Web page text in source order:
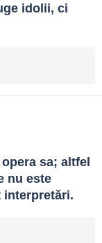
idolii, ci
sa; altfel
nu este
interpretări.